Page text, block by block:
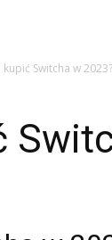
Switcha w 2023?